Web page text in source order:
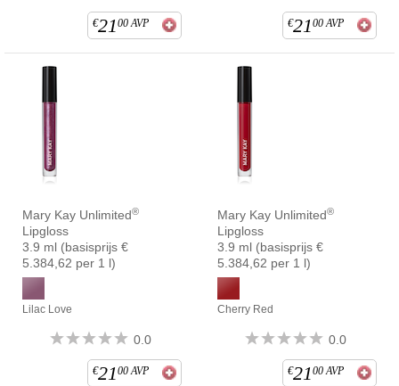
€2100 AVP €2100 AVP
Mary Kay Unlimited®
Lipgloss
3.9 ml (basisprijs €
5.384,62 per 1 l)
Lilac Love
0.0
€2100 AVP
Mary Kay Unlimited®
Lipgloss
3.9 ml (basisprijs €
5.384,62 per 1 l)
Cherry Red
0.0
€2100 AVP